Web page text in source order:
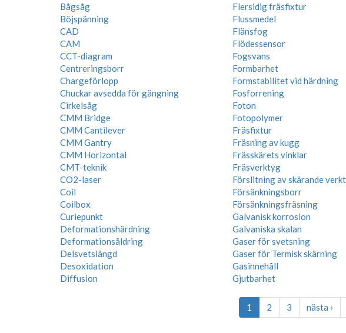
Bågsåg
Böjspänning
CAD
CAM
CCT-diagram
Centreringsborr
Chargeförlopp
Chuckar avsedda för gängning
Cirkelsåg
CMM Bridge
CMM Cantilever
CMM Gantry
CMM Horizontal
CMT-teknik
CO2-laser
Coil
Coilbox
Curiepunkt
Deformationshärdning
Deformationsåldring
Delsvetslängd
Desoxidation
Diffusion
Flersidig fräsfixtur
Flussmedel
Flänsfog
Flödessensor
Fogsvans
Formbarhet
Formstabilitet vid härdning
Fosforrening
Foton
Fotopolymer
Fräsfixtur
Fräsning av kugg
Frässkärets vinklar
Fräsverktyg
Förslitning av skärande
Försänkningsborr
Försänkningsfräsning
Galvanisk korrosion
Galvaniska skalan
Gaser för svetsning
Gaser för Termisk skärning
Gasinnehåll
Gjutbarhet
1 2 3 nästa ›